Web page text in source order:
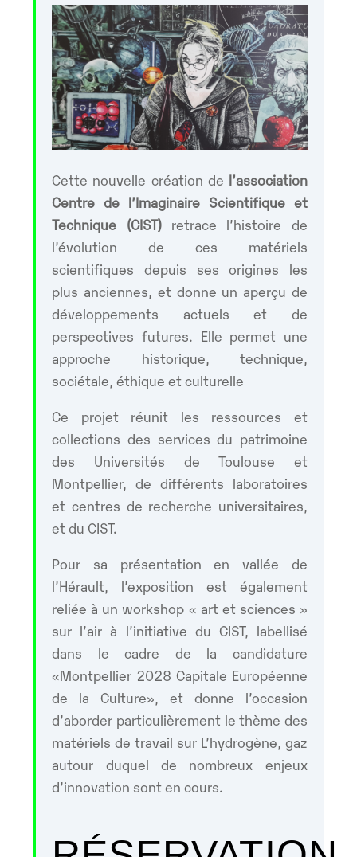
Cette nouvelle création de l’association
Centre de l’Imaginaire Scientifique et
Technique (CIST)retrace l’histoire de
l’évolution de ces matériels
scientifiques depuis ses origines les
plus anciennes, et donne un aperçu de
développements actuels et de
perspectives futures. Elle permet une
approche historique, technique,
sociétale, éthique et culturelle
Ce projet réunit les ressources et
collections des services du patrimoine
des Universités de Toulouse et
Montpellier, de différents laboratoires
et centres de recherche universitaires,
et du CIST.
Pour sa présentation en vallée de
l’Hérault, l’exposition est également
reliée à un workshop « art et sciences »
sur l’air à l’initiative du CIST, labellisé
dans le cadre de la candidature
«Montpellier 2028 Capitale Européenne
de la Culture», et donne l’occasion
d’aborder particulièrement le thème des
matériels de travail sur L’hydrogène, gaz
autour duquel de nombreux enjeux
d’innovation sont en cours.